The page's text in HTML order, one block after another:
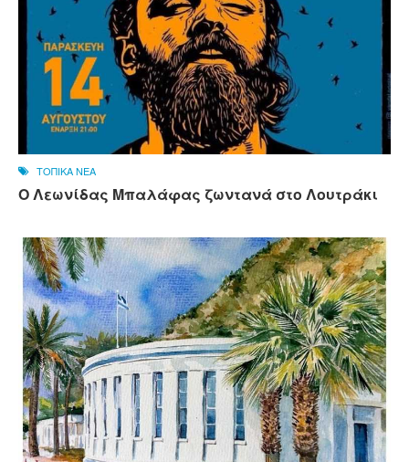
ΤΟΠΙΚΑ ΝΕΑ
Ο Λεωνίδας Μπαλάφας ζωντανά στο Λουτράκι